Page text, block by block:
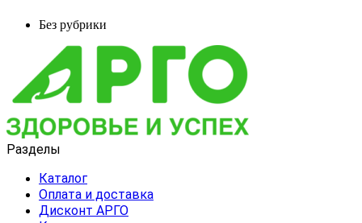
Без рубрики
Разделы
Каталог
Оплата и доставка
Дисконт АРГО